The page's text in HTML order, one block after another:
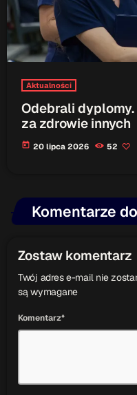
Aktualności
Odebrali
za zdrowie innych
today 20 lipca 2026 52
Komentarze
Zostaw komentarz
Twój adres e-mail nie
są wymagane
Komentarz*